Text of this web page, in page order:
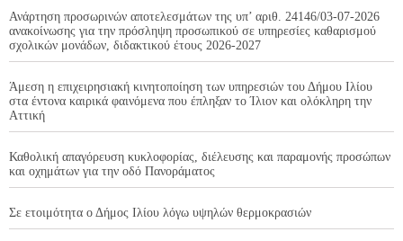
Ανάρτηση προσωρινών αποτελεσμάτων της υπ’ αριθ. 24146/03-07-2026
ανακοίνωσης για την πρόσληψη προσωπικού σε υπηρεσίες καθαρισμού
σχολικών μονάδων, διδακτικού έτους 2026-2027
Άμεση η επιχειρησιακή κινητοποίηση των υπηρεσιών του Δήμου Ιλίου
στα έντονα καιρικά φαινόμενα που έπληξαν το Ίλιον και ολόκληρη την
Αττική
Καθολική απαγόρευση κυκλοφορίας, διέλευσης και παραμονής προσώπων
και οχημάτων για την οδό Πανοράματος
Σε ετοιμότητα ο Δήμος Ιλίου λόγω υψηλών θερμοκρασιών